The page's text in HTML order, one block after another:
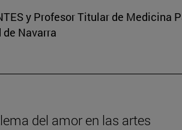
y Profesor Titular de Medicina
Navarra
del amor en las artes